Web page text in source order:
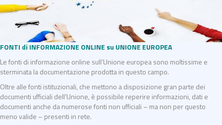
FONTI di INFORMAZIONE ONLINE su UNIONE EUROPEA
Le fonti di informazione online sull’Unione europea sono moltissime e
sterminata la documentazione prodotta in questo campo.
Oltre alle fonti istituzionali, che mettono a disposizione gran parte dei
documenti ufficiali dell’Unione, è possibile reperire informazioni, dati e
documenti anche da numerose fonti non ufficiali – ma non per questo
meno valide – presenti in rete.